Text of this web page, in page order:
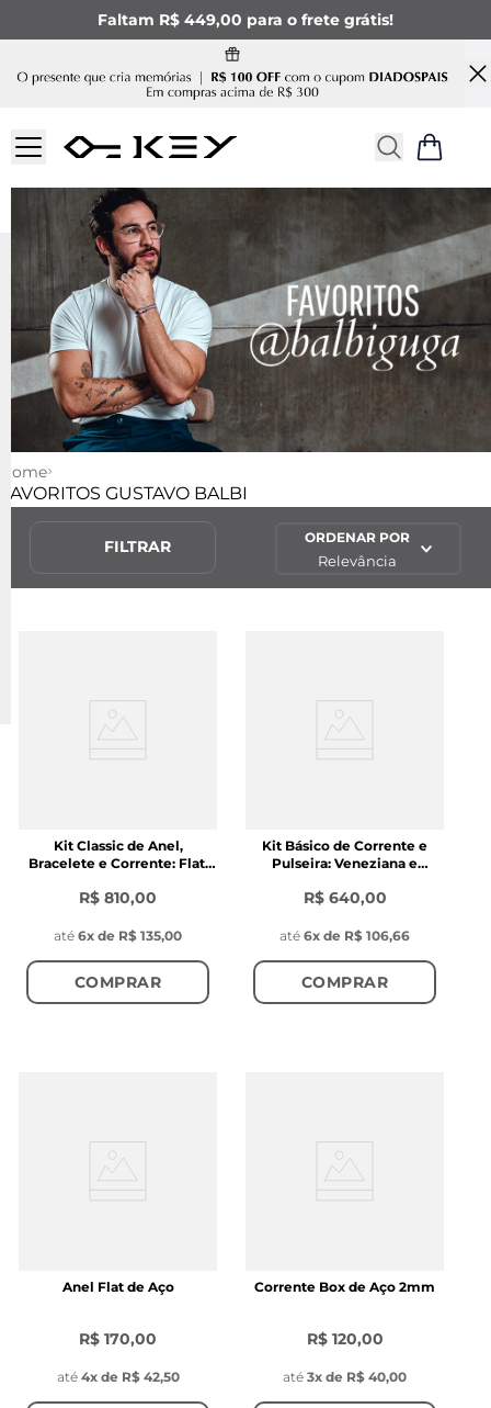
Faltam R$ 449,00 para o frete grátis!
Home
FAVORITOS GUSTAVO BALBI
FILTRAR ORDENAR POR
Relevância
Kit Classic de Anel,
Bracelete e Corrente: Flat,
R$ 810,00
até 6x de R$ 135,00
COMPRAR
Kit Básico de Corrente e
Pulseira: Veneziana e
R$ 640,00
até 6x de R$ 106,66
COMPRAR
Anel Flat de Aço
R$ 170,00
até 4x de R$ 42,50
Corrente Box de Aço 2mm
R$ 120,00
até 3x de R$ 40,00